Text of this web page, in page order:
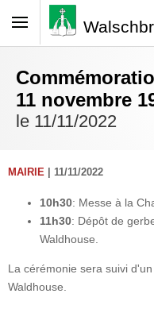
11 novembre
le 11/11/2022
MAIRIE | 11/11/2022
10h30: Messe à la
11h30: Dépôt de
Waldhouse.
La cérémonie sera suivi
Waldhouse.